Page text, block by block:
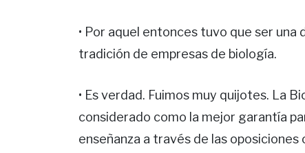
• Por aquel entonces tuvo que ser una
tradición de empresas de biología.
• Es verdad. Fuimos muy quijotes. La
considerado como la mejor garantía
enseñanza a través de las